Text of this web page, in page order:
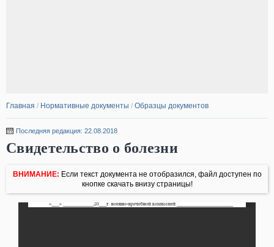
Главная / Нормативные документы / Образцы документов
Последняя редакция: 22.08.2018
Свидетельство о болезни
ВНИМАНИЕ: Если текст документа не отобразился, файл доступен по
кнопке скачать внизу страницы!